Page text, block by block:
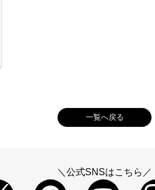
一覧へ戻る
＼公式SNSはこちら／